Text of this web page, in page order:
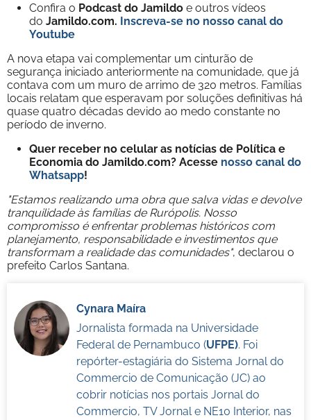
Confira o Podcast do Jamildo e outros vídeos
do Jamildo.com. Inscreva-se no nosso canal do
Youtube
A nova etapa vai complementar um cinturão de
segurança iniciado anteriormente na comunidade, que já
contava com um muro de arrimo de 320 metros. Famílias
locais relatam que esperavam por soluções definitivas há
quase quatro décadas devido ao medo constante no
período de inverno.
Quer receber no celular as notícias de Política e
Economia do Jamildo.com? Acesse nosso canal do
Whatsapp!
"Estamos realizando uma obra que salva vidas e devolve
tranquilidade às famílias de Rurópolis. Nosso
compromisso é enfrentar problemas históricos com
planejamento, responsabilidade e investimentos que
transformam a realidade das comunidades", declarou o
prefeito Carlos Santana.
Cynara Maíra
Jornalista formada na Universidade
Federal de Pernambuco (UFPE). Foi
repórter-estagiária do Sistema Jornal do
Commercio de Comunicação (JC) ao
cobrir notícias nos portais Jornal do
Commercio, TV Jornal e NE10 Interior, nas